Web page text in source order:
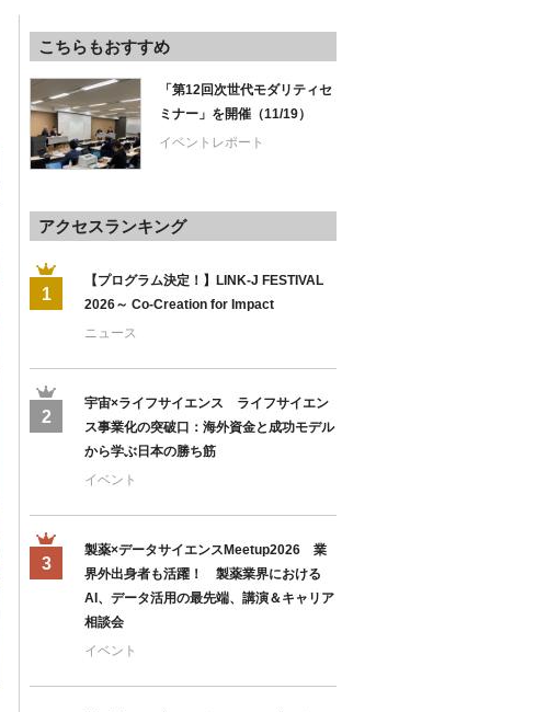
こちらもおすすめ
「第12回次世代モダリティセ
ミナー」を開催（11/19）
イベントレポート
アクセスランキング
1
【プログラム決定！】LINK-J FESTIVAL
2026～ Co-Creation for Impact
ニュース
2
宇宙×ライフサイエンス ライフサイエン
ス事業化の突破口：海外資金と成功モデル
から学ぶ日本の勝ち筋
イベント
3
製薬×データサイエンスMeetup2026 業
界外出身者も活躍！ 製薬業界における
AI、データ活用の最先端、講演＆キャリア
相談会
イベント